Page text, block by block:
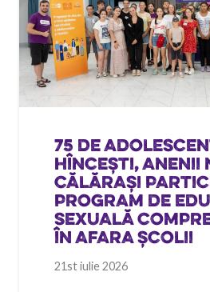
75 DE
HÎNCEȘTI, ANENII
CĂLĂRAȘI
PROGRAM DE
SEXUALĂ
ÎN AFARA ȘCOLII
21st iulie 2026